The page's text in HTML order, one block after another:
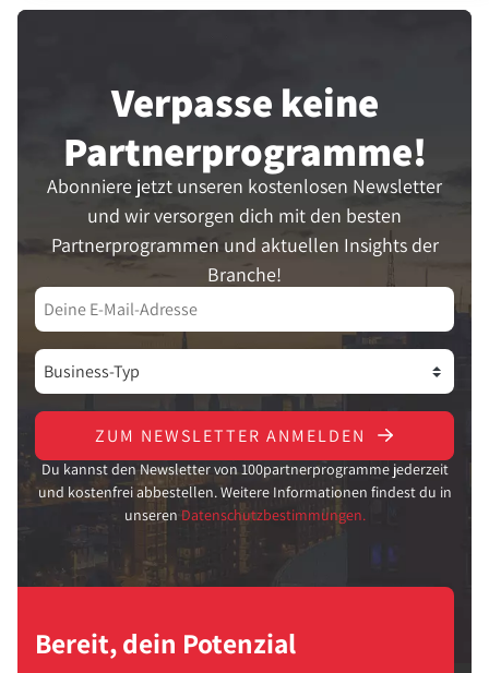
Verpasse keine
Partner­programme!
Abonniere jetzt unseren kostenlosen Newsletter
und wir versorgen dich mit den besten
Partnerprogrammen und aktuellen Insights der
Branche!
ZUM NEWSLETTER ANMELDEN
Du kannst den Newsletter von 100partnerprogramme jederzeit
und kostenfrei abbestellen. Weitere Informationen findest du in
unseren Datenschutzbestimmungen.
Bereit, dein Potenzial